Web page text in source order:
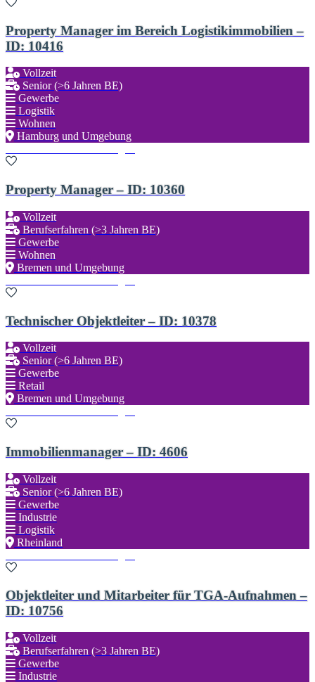
Property Manager im Bereich Logistikimmobilien –
ID: 10416
Vollzeit
Senior (>6 Jahren BE)
Gewerbe
Logistik
Wohnen
Hamburg und Umgebung
Property Manager – ID: 10360
Vollzeit
Berufserfahren (>3 Jahren BE)
Gewerbe
Wohnen
Bremen und Umgebung
Technischer Objektleiter – ID: 10378
Vollzeit
Senior (>6 Jahren BE)
Gewerbe
Retail
Bremen und Umgebung
Immobilienmanager – ID: 4606
Vollzeit
Senior (>6 Jahren BE)
Gewerbe
Industrie
Logistik
Rheinland
Objektleiter und Mitarbeiter für TGA-Aufnahmen –
ID: 10756
Vollzeit
Berufserfahren (>3 Jahren BE)
Gewerbe
Industrie